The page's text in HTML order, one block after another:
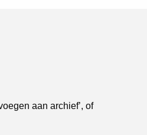
aan archief’, of